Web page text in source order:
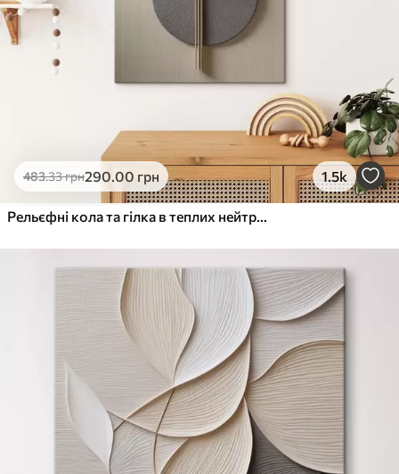
483.33грн290.00 грн 1.5k
Рельєфні кола та гілка в теплих нейтральних тонах